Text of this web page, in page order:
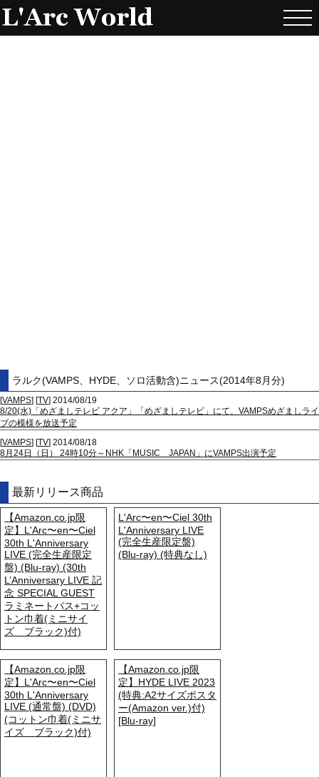
ラルク(VAMPS、HYDE、ソロ活動含)ニュース(2014年8月分)
[VAMPS] [TV] 2014/08/19
8/20(水)「めざましテレビ アクア」「めざましテレビ」にて、VAMPSめざましライ
ブの模様を放送予定
[VAMPS] [TV] 2014/08/18
8月24日（日） 24時10分～NHK「MUSIC JAPAN」にVAMPS出演予定
最新リリース商品
【Amazon.co.jp限
定】L'Arc〜en〜Ciel
30th L'Anniversary
LIVE (完全生産限定
盤) (Blu-ray) (30th
L’Anniversary LIVE 記
念 SPECIAL GUEST
ラミネートパス+コッ
トン巾着(ミニサイ
ズ ブラック)付)
L'Arc〜en〜Ciel 30th
L'Anniversary LIVE
(完全生産限定盤)
(Blu-ray) (特典なし)
【Amazon.co.jp限
定】L'Arc〜en〜Ciel
30th L'Anniversary
LIVE (通常盤) (DVD)
(コットン巾着(ミニサ
イズ ブラック)付)
【Amazon.co.jp限
定】HYDE LIVE 2023
(特典:A2サイズポスタ
ー(Amazon ver.)付)
[Blu-ray]